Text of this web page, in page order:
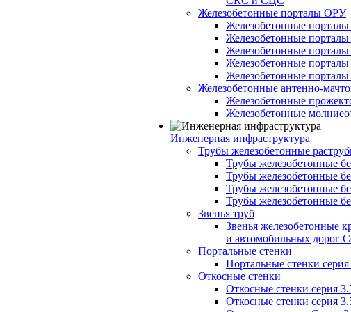
Железобетонные порталы ОРУ
Железобетонные
Железобетонные
Железобетонные
Железобетонные
Железобетонные
Железобетонные антенно-
Железобетонные
Железобетонные
Инженерная инфраструктура
Трубы железобетонные
Трубы железобетонные
Трубы железобетонные
Трубы железобетонные
Трубы железобетонные
Звенья труб
Звенья железобетонные
и автомобильных дорог
Портальные стенки
Портальные стенки
Откосные стенки
Откосные стенки серия
Откосные стенки серия